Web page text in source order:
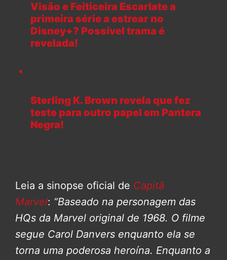
Visão e Feiticeira Escarlate a
primeira série a estrear no
Disney+? Possível trama é
revelada!
Sterling K. Brown revela que fez
teste para outro papel em Pantera
Negra!
Leia a sinopse oficial de Capitã
Marvel: “Baseado na personagem das
HQs da Marvel original de 1968. O filme
segue Carol Danvers enquanto ela se
torna uma poderosa heroína. Enquanto a